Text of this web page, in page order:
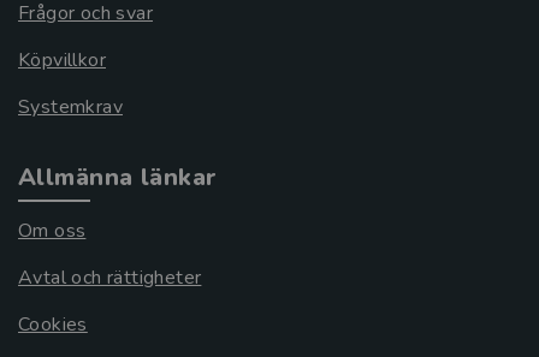
Frågor och svar
Köpvillkor
Systemkrav
Allmänna länkar
Om oss
Avtal och rättigheter
Cookies